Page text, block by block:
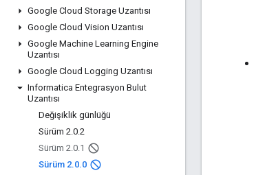
Google Cloud Storage Uzantısı
Google Cloud Vision Uzantısı
Google Machine Learning Engine
Uzantısı
Google Cloud Logging Uzantısı
Informatica Entegrasyon Bulut
Uzantısı
Değişiklik günlüğü
Sürüm 2.0.2
Sürüm 2.0.1
Sürüm 2.0.0